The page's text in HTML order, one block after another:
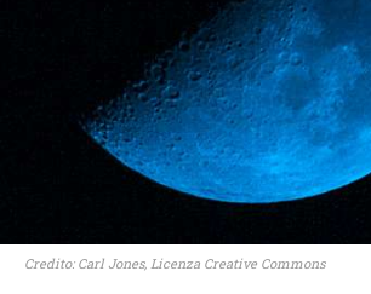
Credito: Carl Jones, Licenza Creative Commons